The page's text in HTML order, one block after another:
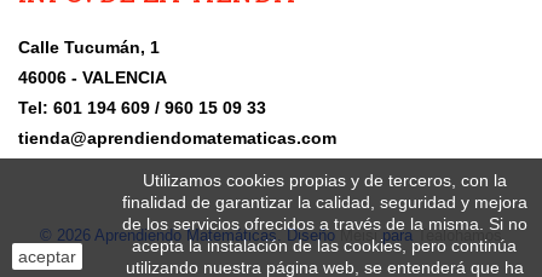
aceptar
Utilizamos cookies propias y de terceros, con la
finalidad de garantizar la calidad, seguridad y mejora
de los servicios ofrecidos a través de la misma. Si no
acepta la instalación de las cookies, pero continúa
utilizando nuestra página web, se entenderá que ha
Calle Tucumán, 1
46006 - VALENCIA
Tel: 601 194 609 / 960 15 09 33
tienda@aprendiendomatematicas.com
© 2026 Aprendiendo Matemáticas. DiseñoMeisiparaTealohamos